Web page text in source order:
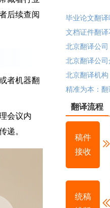
后续查阅
者机器翻
会议内
递。
翻译流程
稿件
接收
统稿